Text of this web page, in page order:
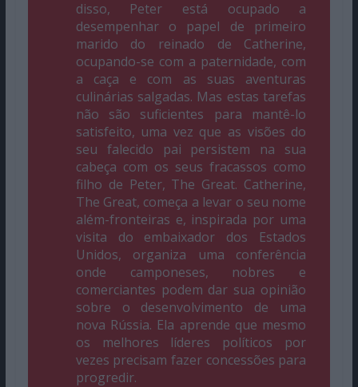
disso, Peter está ocupado a
desempenhar o papel de primeiro
marido do reinado de Catherine,
ocupando-se com a paternidade, com
a caça e com as suas aventuras
culinárias salgadas. Mas estas tarefas
não são suficientes para mantê-lo
satisfeito, uma vez que as visões do
seu falecido pai persistem na sua
cabeça com os seus fracassos como
filho de Peter, The Great. Catherine,
The Great, começa a levar o seu nome
além-fronteiras e, inspirada por uma
visita do embaixador dos Estados
Unidos, organiza uma conferência
onde camponeses, nobres e
comerciantes podem dar sua opinião
sobre o desenvolvimento de uma
nova Rússia. Ela aprende que mesmo
os melhores líderes políticos por
vezes precisam fazer concessões para
progredir.